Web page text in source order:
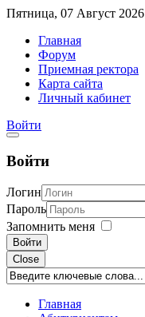
Пятница, 07 Август 2026
Главная
Форум
Приемная ректора
Карта сайта
Личный кабинет
Войти
Войти
Логин
Пароль
Запомнить меня
Войти
Close
Главная